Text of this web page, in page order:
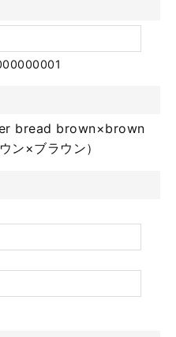
bread brown×brown
ン×ブラウン）